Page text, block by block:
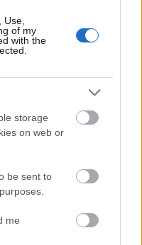
of my
with the
storage
on web or
be sent to
me
Γενικό